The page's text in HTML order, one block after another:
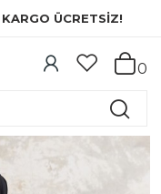
KARGO ÜCRETSİZ!
0